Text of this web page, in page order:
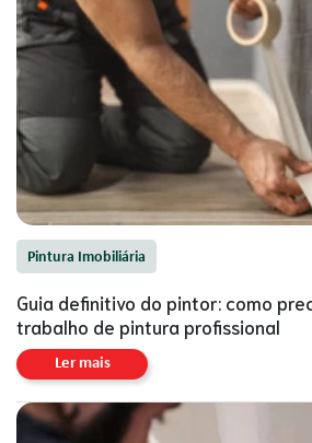
Pintura Imobiliária
Guia definitivo do pintor: como
trabalho de pintura profissional
Ler mais